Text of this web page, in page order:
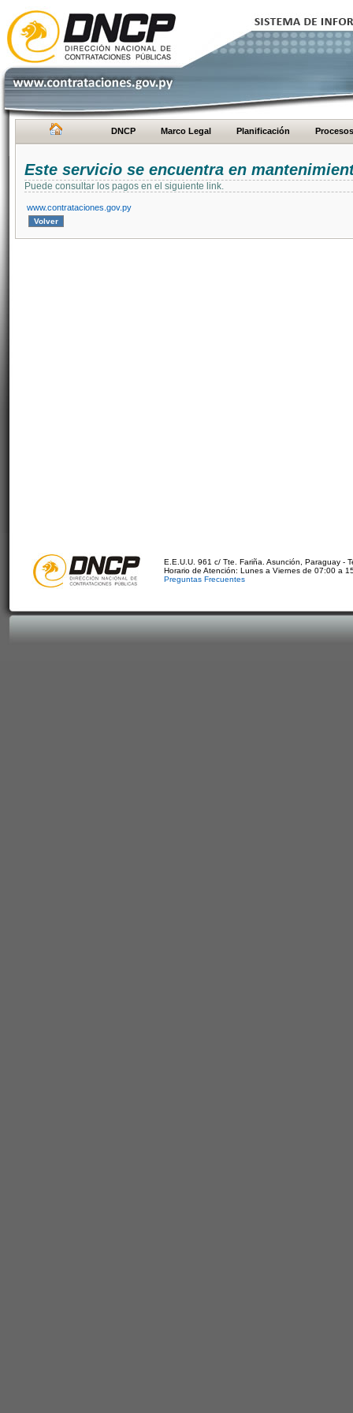
DNCP Marco Legal Planificación Procesos
Este servicio se encuentra en
Puede consultar los pagos en el siguiente link.
www.contrataciones.gov.py
E.E.U.U. 961 c/ Tte. Fariña. Asunción, Paraguay -
Horario de Atención: Lunes a Viernes de 07:00 a
Preguntas Frecuentes